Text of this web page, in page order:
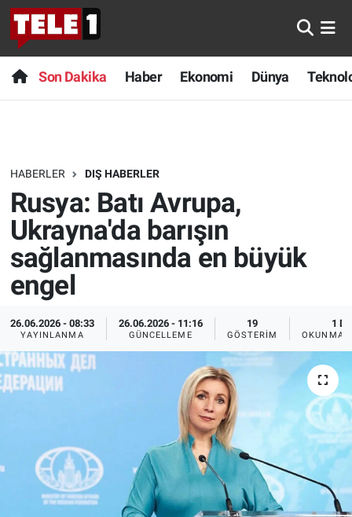
Son Dakika Haber Ekonomi Dünya
HABERLER DIŞ HABERLER
Rusya: Batı Avrupa,
Ukrayna'da barışın
sağlanmasında en büyük
engel
26.06.2026 - 08:33
YAYINLANMA
26.06.2026 - 11:16
GÜNCELLEME
19
GÖSTERIM
1 DK
OKUNMA
Anında Manşet
Başka Sohbetler
Bilim turu
Bilim ve Teknoloji Evreni
Doğa Konuşuyor
Dünya
Ege Saati
Ege'den Esintiler
Eğlence
Ekonomi
Son Dakika
Haber
Dünya
Teknoloji
Sağlık
Spor
Yayın Akışı
İletişim
Nöbetçi Eczaneler
Hava Durumu
Trafik Durumu
Süper Lig Puan Durumu ve Fikstür
Tüm Manşetler
Son Dakika Haberleri
Haber Arşivi